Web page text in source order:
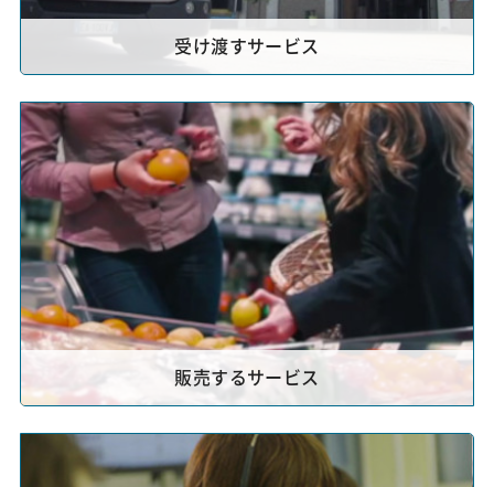
受け渡すサービス
販売するサービス